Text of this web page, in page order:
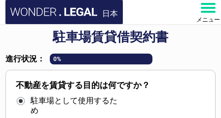
日本
メニュー
文書
よくある質問
お問い合わせ
駐車場賃貸借契約書
進行状況： 0%
不動産を賃貸する目的は何ですか？
駐車場として使用するた
め